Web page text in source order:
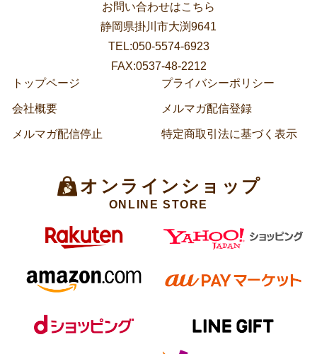
お問い合わせはこちら
静岡県掛川市大渕9641
TEL:050-5574-6923
FAX:0537-48-2212
トップページ
プライバシーポリシー
会社概要 メルマガ配信登録
メルマガ配信停止 特定商取引法に基づく表示
オンラインショップ
ONLINE STORE